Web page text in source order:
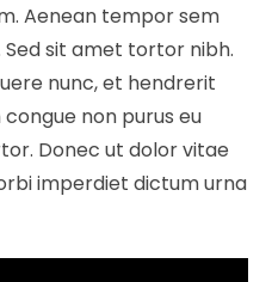
Aenean tempor sem
sit amet tortor nibh.
nunc, et hendrerit
non purus eu
Donec ut dolor vitae
imperdiet dictum urna